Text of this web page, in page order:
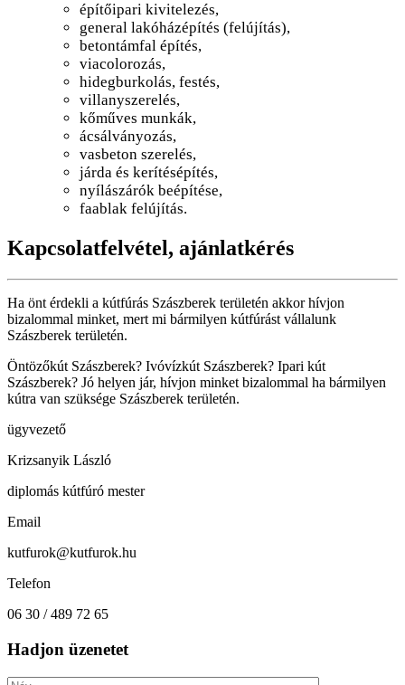
építőipari kivitelezés,
general lakóházépítés (felújítás),
betontámfal építés,
viacolorozás,
hidegburkolás, festés,
villanyszerelés,
kőműves munkák,
ácsálványozás,
vasbeton szerelés,
járda és kerítésépítés,
nyílászárók beépítése,
faablak felújítás.
Kapcsolatfelvétel, ajánlatkérés
Ha önt érdekli a kútfúrás Szászberek területén akkor hívjon
bizalommal minket, mert mi bármilyen kútfúrást vállalunk
Szászberek területén.
Öntözőkút Szászberek? Ivóvízkút Szászberek? Ipari kút
Szászberek? Jó helyen jár, hívjon minket bizalommal ha bármilyen
kútra van szüksége Szászberek területén.
ügyvezető
Krizsanyik László
diplomás kútfúró mester
Email
kutfurok@kutfurok.hu
Telefon
06 30 / 489 72 65
Hadjon üzenetet